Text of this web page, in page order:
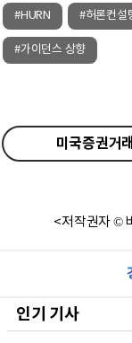
#HURN #허론컨설
#가이던스 상향
미국증권거
<저작권자 ©
인기 기사